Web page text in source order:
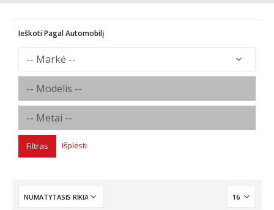
Ieškoti Pagal Automobilį
Filtras Išplėsti